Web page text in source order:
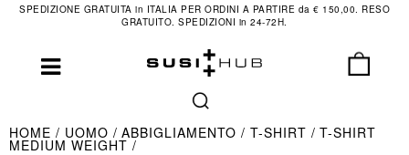
SPEDIZIONE GRATUITA in ITALIA PER ORDINI A PARTIRE da € 150,00. RESO
GRATUITO. SPEDIZIONI in 24-72H.
HOME UOMO ABBIGLIAMENTO T-SHIRT T-SHIRT
MEDIUM WEIGHT